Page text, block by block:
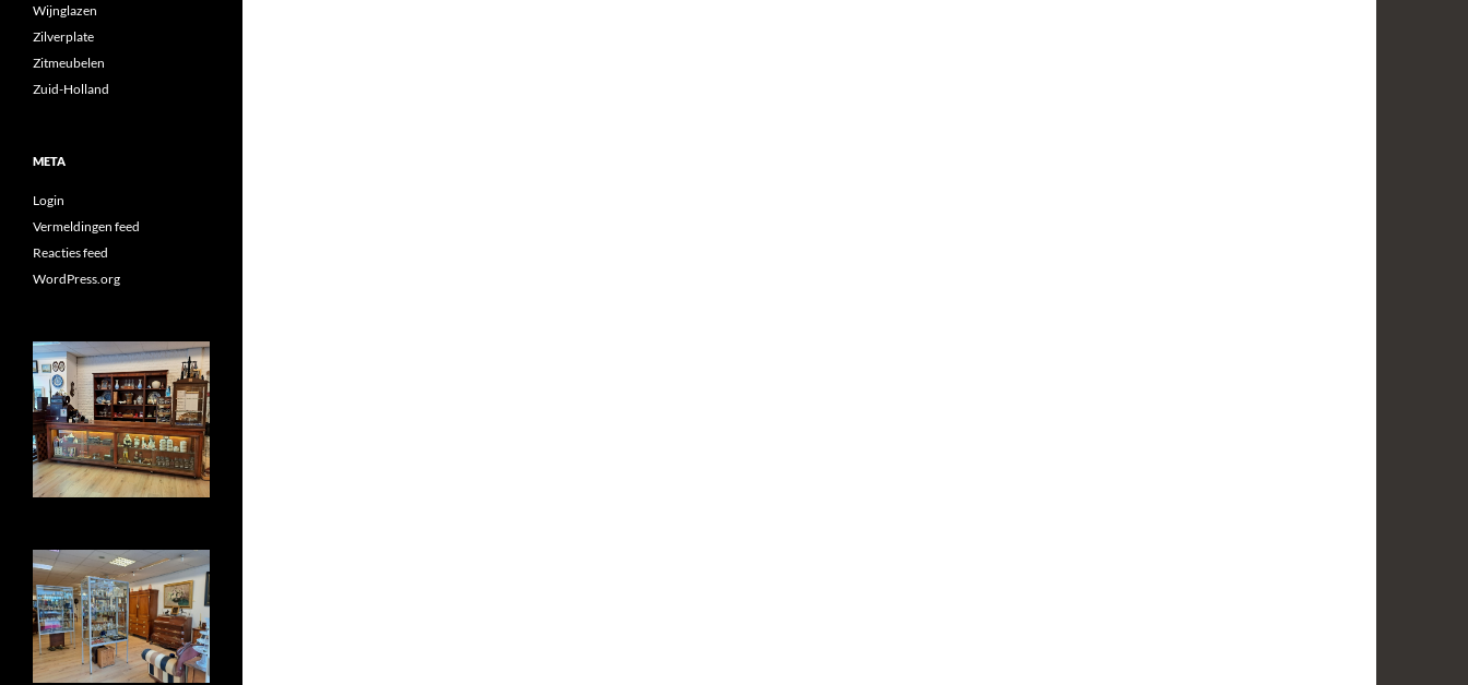
Wijnglazen
Zilverplate
Zitmeubelen
Zuid-Holland
META
Login
Vermeldingen feed
Reacties feed
WordPress.org